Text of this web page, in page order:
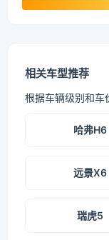
相关车型推荐
根据车辆级别和车
哈弗H6
远景X6
瑞虎5